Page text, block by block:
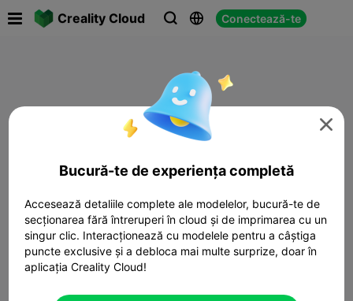
Creality Cloud   Conectează-te

Bucură-te de experiența completă
Accesează detaliile complete ale modelelor, bucură-te de
secționarea fără întreruperi în cloud și de imprimarea cu un
singur clic. Interacționează cu modelele pentru a câștiga
puncte exclusive și a debloca mai multe surprize, doar în
aplicația Creality Cloud!